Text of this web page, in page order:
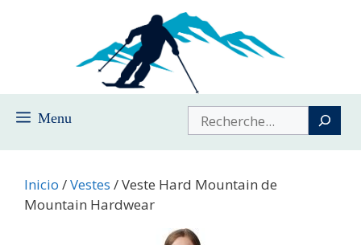
Menu Buscar
Inicio /Vestes / Veste Hard Mountain de
Mountain Hardwear